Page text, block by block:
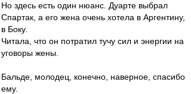
Но здесь есть один нюанс. Дуарте выбрал
Спартак, а его жена очень хотела в Аргентину,
в Боку.
Читала, что он потратил тучу сил и энергии на
уговоры жены.
Бальде, молодец, конечно, наверное, спасибо
ему.